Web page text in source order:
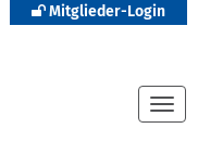
Mitglieder-Login